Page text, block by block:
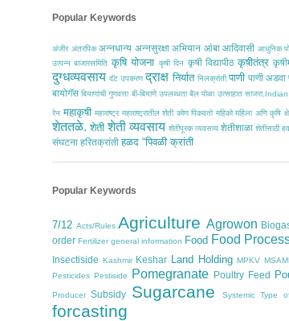
Popular Keywords
अंजीर अंतरपिक अन्नधान्य अन्नसुरक्षा अभियान आंबा आदिवासी आधुनिक
उत्पन्न बाजारसमिति कृषि योजना कृषी दिन कृषी विद्यापीठ कृषीतंत्र
दुग्धव्यवसाय दॅट उपकरण द्राक्ष निर्यात निलक्रांती पाणी पाणी अडवा
बायोगॅस बियाणांची गुणवत्ता बी-बियाणे उपलब्धता बैल पोळा उत्साहात
रेन महाकृषी महाराष्ट्र महाराष्ट्रातील शेती कोण पिकवतो महिको महिला अणि कृषि
शेततळे. शेती शेती व्यवसाय शेतीपूरक व्यवसाय शेतीशाळा शेतीसाठी
संघटना हरितक्रांती हळद “पिवळी क्रांती
Popular Keywords
7/12 Acts/Rules Agriculture Agrowon
order Fertilizer general information Food Food
Insectiside Kashmir Keshar Land Holding MPKV
Pesticides Pestiside Pomegranate Poultry Feed
Producer Subsidy Sugarcane Systemic Type
forcasting